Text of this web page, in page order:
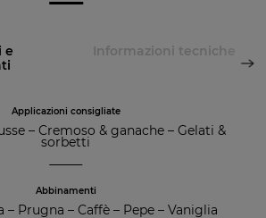
e
Informazioni tecniche
Applicazioni consigliate
– Cremoso & ganache– Gelati &
sorbetti
Abbinamenti
– Prugna –Caffè – Pepe –Vaniglia